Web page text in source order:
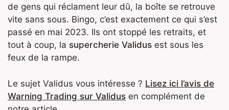
de gens qui réclament leur dû, la boîte se retrouve
vite sans sous. Bingo, c’est exactement ce qui s’est
passé en mai 2023. Ils ont stoppé les retraits, et
tout à coup, la supercherie Validus est sous les
feux de la rampe.
Le sujet Validus vous intéresse ? Lisez ici l’avis de
Warning Trading sur Validus en complément de